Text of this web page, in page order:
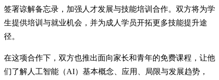
签署谅解备忘录，加强人才发展与技能培训合作。双方将为学
生提供培训与就业机会，并为成人学员开拓更多技能提升途
径。
在这项合作下，双方也推出面向家长和青年的免费课程，让他
们了解人工智能（AI）基本概念、应用、局限与发展趋势，